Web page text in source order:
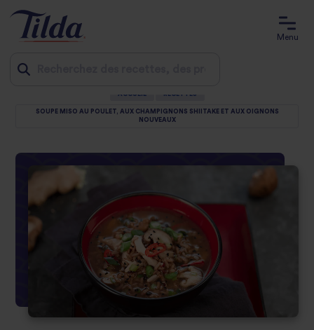
Menu
ACCUEIL RECETTES
SOUPE MISO AU POULET, AUX CHAMPIGNONS SHIITAKE ET AUX OIGNONS
NOUVEAUX